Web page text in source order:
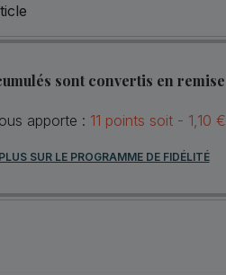
sont convertis en remise
apporte : 11 points soit - 1,10 €
SUR LE PROGRAMME DE FIDÉLITÉ